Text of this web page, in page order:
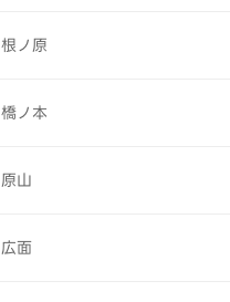
根ノ原
橋ノ本
原山
広面